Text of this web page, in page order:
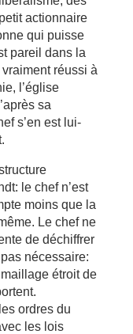
actionnaire
qui puisse
pareil dans la
réussi à
l’église
sa
s’en est lui-
le chef n’est
moins que la
Le chef ne
de déchiffrer
nécessaire:
étroit de
ordres du
les lois